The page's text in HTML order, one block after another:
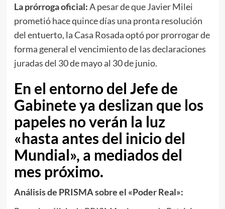
La prórroga oficial:A pesar de que Javier Milei
prometió hace quince días una pronta resolución
del entuerto, la Casa Rosada optó por prorrogar de
forma general el vencimiento de las declaraciones
juradas del 30 de mayo al 30 de junio.
En el entorno del Jefe de
Gabinete ya deslizan que los
papeles no verán la luz
«hasta antes del inicio del
Mundial», a mediados del
mes próximo.
Análisis de PRISMA sobre el «Poder Real»: